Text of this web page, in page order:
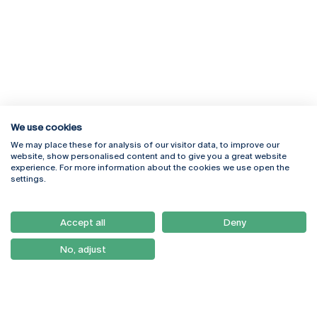
Rua Diogo Botelho 1327
4169-005 Porto
+351 226 196 240
Campus Online
Webmail
Como Chegar
Newsletter
We use cookies
We may place these for analysis of our visitor data, to improve our
website, show personalised content and to give you a great website
experience. For more information about the cookies we use open the
settings.
Accept all Deny
No, adjust